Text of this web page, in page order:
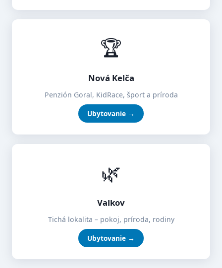
🏆
Nová Kelča
Penzión Goral, KidRace, šport a príroda
Ubytovanie →
🌿
Valkov
Tichá lokalita – pokoj, príroda, rodiny
Ubytovanie →